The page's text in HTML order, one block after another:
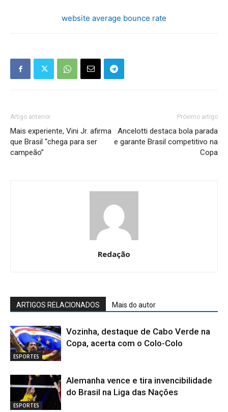
website average bounce rate
Artigo anterior
Mais experiente, Vini Jr. afirma
que Brasil “chega para ser
campeão”
Próximo artigo
Ancelotti destaca bola parada
e garante Brasil competitivo na
Copa
Redação
ARTIGOS RELACIONADOS Mais do autor
ESPORTES
Vozinha, destaque de Cabo Verde na
Copa, acerta com o Colo-Colo
ESPORTES
Alemanha vence e tira invencibilidade
do Brasil na Liga das Nações